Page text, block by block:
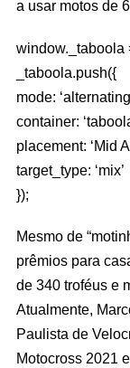
a usar motos de
window._taboola
_taboola.push({
mode:
container:
placement: ‘Mid
target_type: ‘mix’
});
Mesmo de
prêmios para
de 340 troféus e
Atualmente,
Paulista de
Motocross 2021